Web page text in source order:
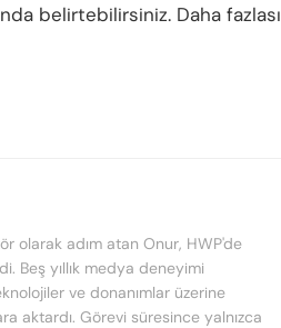
belirtebilirsiniz. Daha fazlası
olarak adım atan Onur, HWP'de
Beş yıllık medya deneyimi
ve donanımlar üzerine
aktardı. Görevi süresince yalnızca